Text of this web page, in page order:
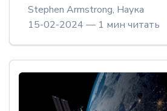
Stephen Armstrong, Наука
15-02-2024 — 1 мин читать